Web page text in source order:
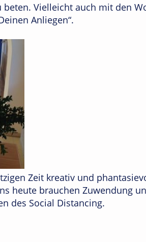
Vielleicht auch mit den
Anliegen“.
Zeit kreativ und
heute brauchen Zuwendung
des Social Distancing.